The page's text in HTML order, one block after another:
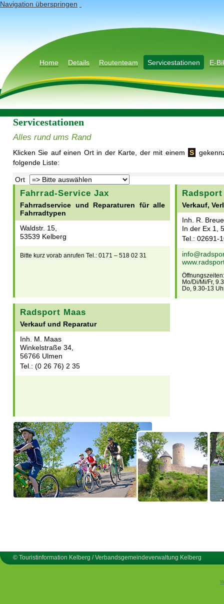
Navigation überspringen
Home Details Routenteam Servicestationen E-
Servicestationen
Alles rund ums Rand
Klicken Sie auf einen Ort in der Karte, der mit einem S
folgende Liste:
Ort
Fahrrad-Service Jax
Fahrradservice und Reparaturen für alle
Fahrradtypen
Waldstr. 15,
53539 Kelberg
Bitte kurz vorab anrufen Tel.: 0171 – 518 02 31
Verkauf,
Inh. R.
In der Ex 1,
Tel.: 02691-
Öffnungszeiten:
Mo/Di/Mi/Fr,
Do, 9.30-13
Radsport Maas
Verkauf und Reparatur
Inh. M. Maas
Winkelstraße 34,
56766 Ulmen
Tel.: (0 26 76) 2 35
© Touristinformation Kelberg / Verbandsgemeindeverwaltung Kelberg